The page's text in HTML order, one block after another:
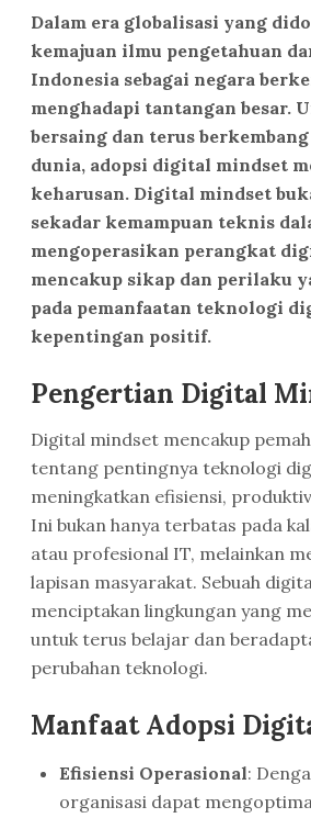
Dalam era globalisasi yang
kemajuan ilmu pengetahuan
Indonesia sebagai negara
menghadapi tantangan besar.
bersaing dan terus
dunia, adopsi digital mindset
keharusan. Digital mindset
sekadar kemampuan teknis
mengoperasikan perangkat
mencakup sikap dan perilaku
pada pemanfaatan teknologi
kepentingan positif.
Pengertian Digital
Digital mindset mencakup
tentang pentingnya teknologi
meningkatkan efisiensi,
Ini bukan hanya terbatas pada
atau profesional IT, melainkan
lapisan masyarakat. Sebuah
menciptakan lingkungan yang
untuk terus belajar dan
perubahan teknologi.
Manfaat Adopsi
Efisiensi Operasional:
organisasi dapat